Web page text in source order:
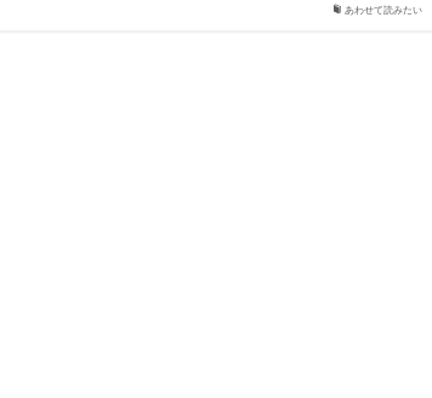
あわせて読みたい